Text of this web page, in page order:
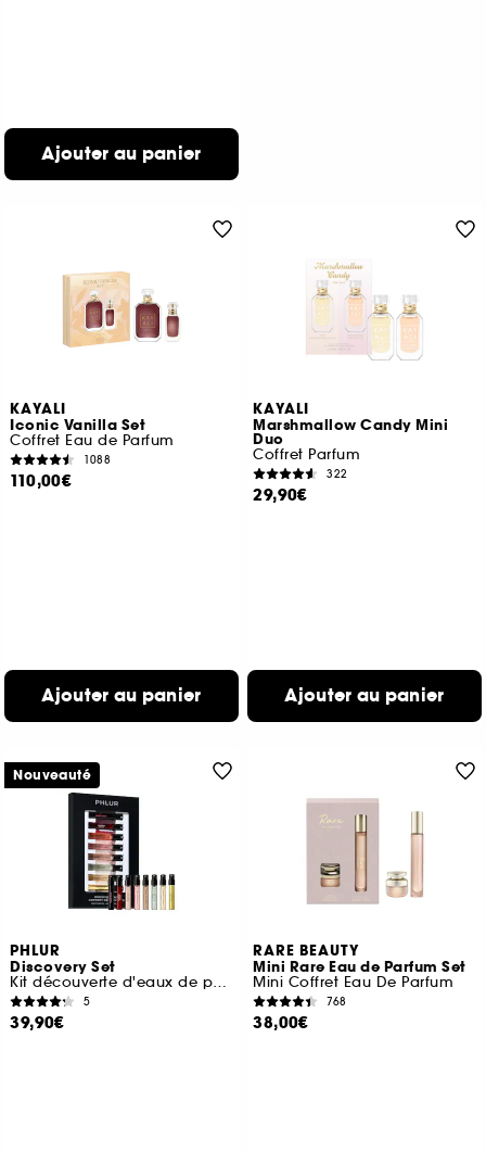
Ajouter au panier
KAYALI
Iconic Vanilla Set
Coffret Eau de Parfum
1088
110,00€
Ajouter au panier
KAYALI
Marshmallow Candy Mini
Duo
Coffret Parfum
322
29,90€
Ajouter au panier
PHLUR
Discovery Set
Kit découverte d'eaux de parfum format voyage
5
39,90€
Nouveauté
RARE BEAUTY
Mini Rare Eau de Parfum Set
Mini Coffret Eau De Parfum
768
38,00€